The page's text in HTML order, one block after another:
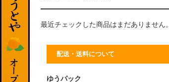
最近チェックした商品はまだありません。
配送・送料について
ゆうパック